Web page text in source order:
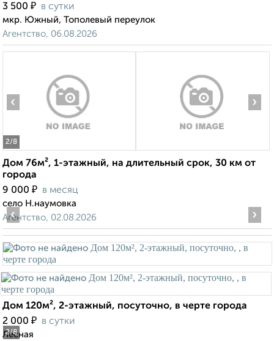
3 500 ₽ в сутки
мкр. Южный, Тополевый переулок
Агентство, 06.08.2026
2/8
‹ ›
Дом 76м², 1-этажный, на длительный срок, 30 км от
города
9 000 ₽ в месяц
село Н.наумовка
Агентство, 02.08.2026
2/8
‹ ›
Дом 120м², 2-этажный, посуточно, в черте города
2 000 ₽ в сутки
Лесная